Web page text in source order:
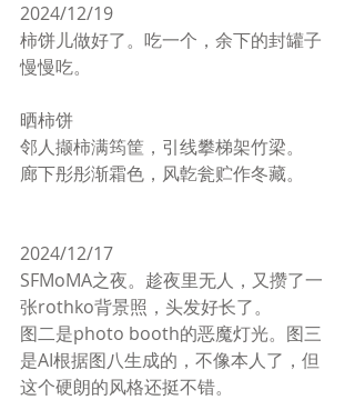
2024/12/19
柿饼儿做好了。吃一个，余下的封罐子
慢慢吃。
晒柿饼
邻人撷柿满筠筐，引线攀梯架竹梁。
廊下彤彤渐霜色，风亁瓮贮作冬藏。
2024/12/17
SFMoMA之夜。趁夜里无人，又攒了一
张rothko背景照，头发好长了。
图二是photo booth的恶魔灯光。图三
是AI根据图八生成的，不像本人了，但
这个硬朗的风格还挺不错。